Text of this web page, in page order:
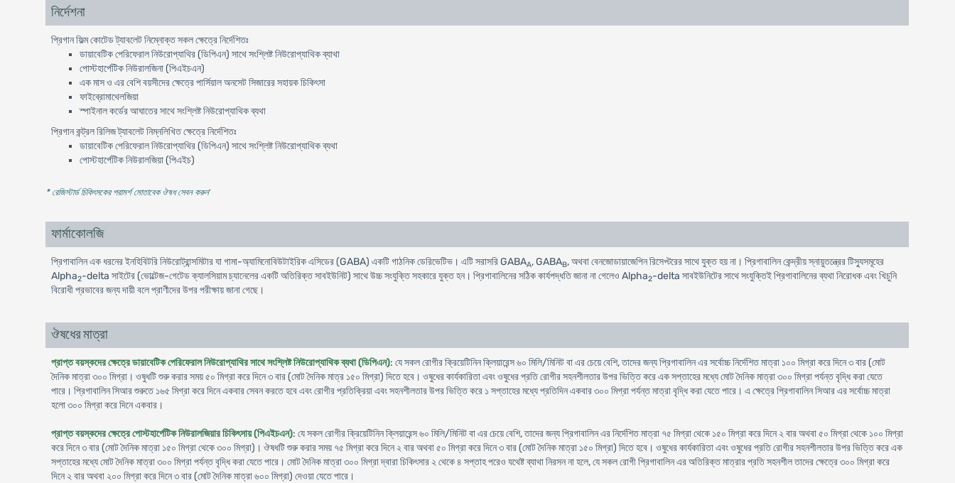
নির্দেশনা
প্রিগান ফিল্ম কোটেড ট্যাবলেট নিম্নোক্ত সকল ক্ষেত্রে নির্দেশিতঃ
ডায়াবেটিক পেরিফেরাল নিউরোপ্যাথির (ডিপিএন) সাথে সংশ্লিষ্ট নিউরোপ্যাথিক ব্যাথা
পোস্টহার্পেটিক নিউরালজিনা (পিএইচএন)
এক মাস ও এর বেশি বয়সীদের ক্ষেত্রে পার্সিয়াল অনসেট সিজারের সহায়ক চিকিৎসা
ফাইব্রোমাথেলজিয়া
স্পাইনাল কর্ডের আঘাতের সাথে সংশ্লিষ্ট নিউরোপ্যাথিক ব্যথা
প্রিগান কন্ট্রল রিলিজ ট্যাবলেট নিম্নলিখিত ক্ষেত্রে নির্দেশিতঃ
ডায়াবেটিক পেরিফেরাল নিউরোপ্যাথির (ডিপিএন) সাথে সংশ্লিষ্ট নিউরোপ্যাথিক ব্যথা
পোস্টহার্পেটিক নিউরালজিয়া (পিএইচ)
* রেজিস্টার্ড চিকিৎসকের পরামর্শ মোতাবেক ঔষধ সেবন করুন'
ফার্মাকোলজি
প্রিগাবালিন এক ধরনের ইনহিবিটরি নিউরোট্রান্সমিটার যা গামা-অ্যামিনোবিউটাইরিক এসিডের (GABA) একটি গাঠনিক ডেরিভেটিভ। এটি সরাসরি GABAA, GABAB, অথবা বেনজোডায়াজেপিন রিসেপ্টরের সাথে যুক্ত হয় না। প্রিগাবালিন কেন্দ্রীয় স্নায়ুতন্ত্রের টিস্যুসমূহের
Alpha2-delta সাইটের (ভোল্টেজ-গেটেড ক্যালসিয়াম চ্যানেলের একটি অতিরিক্ত সাবইউনিট) সাথে উচ্চ সংযুক্তি সহকারে যুক্ত হন। প্রিগাবালিনের সঠিক কার্যপদ্ধতি জানা না গেলেও Alpha2-delta সাবইউনিটের সাথে সংযুক্তিই প্রিগাবালিনের ব্যথা নিরোধক এবং খিচুনি
বিরোধী প্রভাবের জন্য দায়ী বলে প্রাণীদের উপর পরীক্ষায় জানা গেছে।
ঔষধের মাত্রা
প্রাপ্ত বয়স্কদের ক্ষেত্রে ডায়াবেটিক পেরিফেরাল নিউরোপ্যাথির সাথে সংশ্লিষ্ট নিউরোপ্যাথিক ব্যথা (ডিপিএন): যে সকল রোগীর ক্রিয়েটিনিন ক্লিয়ারেন্স ৬০ মিলি/মিনিট বা এর চেয়ে বেশি, তাদের জন্য প্রিগাবালিন এর সর্বোচ্চ নির্দেশিত মাত্রা ১০০ মিগ্রা করে দিনে ৩ বার (মোট
দৈনিক মাত্রা ৩০০ মিগ্রা। ওষুধটি শুরু করার সময় ৫০ মিগ্রা করে দিনে ৩ বার (মোট দৈনিক মাত্র ১৫০ মিগ্রা) দিতে হবে। ওষুধের কার্যকারিতা এবং ওষুধের প্রতি রোগীর সহনশীলতার উপর ভিত্তি করে এক সপ্তাহের মধ্যে মোট দৈনিক মাত্রা ৩০০ মিগ্রা পর্যন্ত বৃদ্ধি করা যেতে
পারে। প্রিগাবালিন সিআর শুরুতে ১৬৫ মিগ্রা করে দিনে একবার সেবন করতে হবে এবং রোগীর প্রতিক্রিয়া এবং সহনশীলতার উপর ভিত্তি করে ১ সপ্তাহের মধ্যে প্রতিদিন একবার ৩০০ মিগ্রা পর্যন্ত মাত্রা বৃদ্ধি করা যেতে পারে। এ ক্ষেত্রে প্রিগাবালিন সিআর এর সর্বোচ্চ মাত্রা
হলো ৩০০ মিগ্রা করে দিনে একবার।
প্রাপ্ত বয়স্কদের ক্ষেত্রে পোস্টহার্পেটিক নিউরালজিয়ার চিকিৎসায় (পিএইচএন): যে সকল রোগীর ক্রিয়েটিনিন ক্লিয়ারেন্স ৬০ মিলি/মিনিট বা এর চেয়ে বেশি, তাদের জন্য প্রিগাবালিন এর নির্দেশিত মাত্রা ৭৫ মিগ্রা থেকে ১৫০ মিগ্রা করে দিনে ২ বার অথবা ৫০ মিগ্রা থেকে ১০০ মিগ্রা
করে দিনে ৩ বার (মোট দৈনিক মাত্রা ১৫০ মিগ্রা থেকে ৩০০ মিগ্রা)। ঔষধটি শুরু করার সময় ৭৫ মিগ্রা করে দিনে ২ বার অথবা ৫০ মিগ্রা করে দিনে ৩ বার (মোট দৈনিক মাত্রা ১৫০ মিগ্রা) দিতে হবে। ওষুধের কার্যকারিতা এবং ওষুধের প্রতি রোগীর সহনশীলতার উপর ভিত্তি করে এক
সপ্তাহের মধ্যে মোট দৈনিক মাত্রা ৩০০ মিগ্রা পর্যন্ত বৃদ্ধি করা যেতে পারে। মোট দৈনিক মাত্রা ৩০০ মিগ্রা দ্বারা চিকিৎসার ২ থেকে ৪ সপ্তাহ পরেও যথেষ্ট ব্যাথা নিরসন না হলে, যে সকল রোগী প্রিগাবালিন এর অতিরিক্ত মাত্রার প্রতি সহনশীল তাদের ক্ষেত্রে ৩০০ মিগ্রা করে
দিনে ২ বার অথবা ২০০ মিগ্রা করে দিনে ৩ বার (মোট দৈনিক মাত্রা ৬০০ মিগ্রা) দেওয়া যেতে পারে।